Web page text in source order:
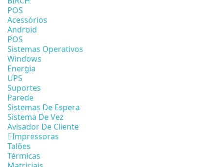
POS
Acessórios
Android
POS
Sistemas Operativos
Windows
Energia
UPS
Suportes
Parede
Sistemas De Espera
Sistema De Vez
Avisador De Cliente
Impressoras
Talões
Térmicas